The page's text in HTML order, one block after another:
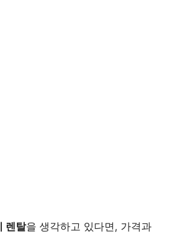
렌탈을 생각하고 있다면, 가격과